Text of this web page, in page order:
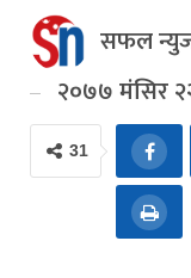
सफल
२०७७ मंसिर
31